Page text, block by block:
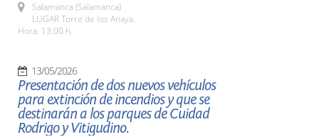
Salamanca (Salamanca)
LUGAR Torre de los Anaya.
Hora: 13:00 h.
13/05/2026
Presentación de dos nuevos vehículos
para extinción de incendios y que se
destinarán a los parques de Cuidad
Rodrigo y Vitigudino.